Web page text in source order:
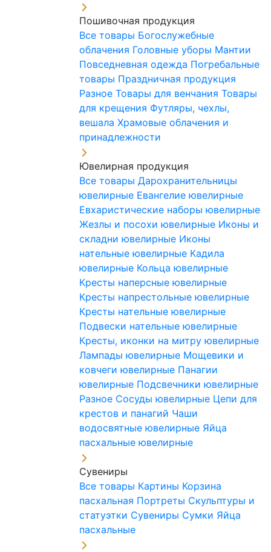
Пошивочная продукция
Все товары Богослужебные
облачения Головные уборы Мантии
Повседневная одежда Погребальные
товары Праздничная продукция
Разное Товары для венчания Товары
для крещения Футляры, чехлы,
вешала Храмовые облачения и
принадлежности
Ювелирная продукция
Все товары Дарохранительницы
ювелирные Евангелие ювелирные
Евхаристические наборы ювелирные
Жезлы и посохи ювелирные Иконы и
складни ювелирные Иконы
нательные ювелирные Кадила
ювелирные Кольца ювелирные
Кресты наперсные ювелирные
Кресты напрестольные ювелирные
Кресты нательные ювелирные
Подвески нательные ювелирные
Кресты, иконки на митру ювелирные
Лампады ювелирные Мощевики и
ковчеги ювелирные Панагии
ювелирные Подсвечники ювелирные
Разное Сосуды ювелирные Цепи для
крестов и панагий Чаши
водосвятные ювелирные Яйца
пасхальные ювелирные
Сувениры
Все товары Картины Корзина
пасхальная Портреты Скульптуры и
статуэтки Сувениры Сумки Яйца
пасхальные